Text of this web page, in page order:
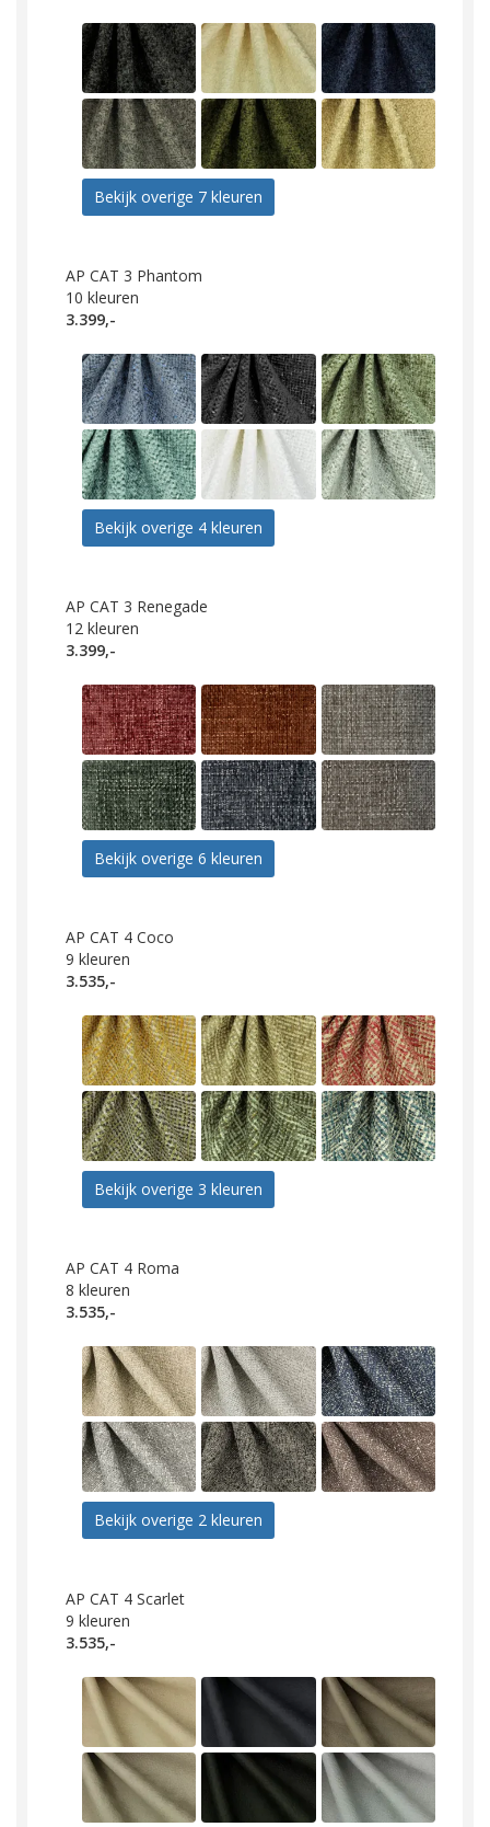
Bekijk overige 7 kleuren
AP CAT 3 Phantom
10 kleuren
3.399,-
Bekijk overige 4 kleuren
AP CAT 3 Renegade
12 kleuren
3.399,-
Bekijk overige 6 kleuren
AP CAT 4 Coco
9 kleuren
3.535,-
Bekijk overige 3 kleuren
AP CAT 4 Roma
8 kleuren
3.535,-
Bekijk overige 2 kleuren
AP CAT 4 Scarlet
9 kleuren
3.535,-